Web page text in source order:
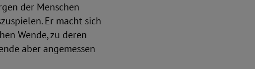
der Menschen
Er macht sich
Wende, zu deren
aber angemessen